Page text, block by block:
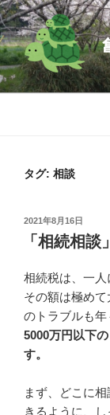
コ
ン
テ
ン
ツ
タグ: 相談
投
2021年8月16日
「相続相
相続税は、一人
その額は極め
のトラブルも年
5000万円以下
す。
まず、どこに
きるように、